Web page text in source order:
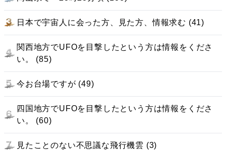
日本で宇宙人に会った方、見た方、情報求む (41)
関西地方でUFOを目撃したという方は情報をくださ
い。 (85)
今お台場ですが (49)
四国地方でUFOを目撃したという方は情報をくださ
い。 (60)
見たことのない不思議な飛行機雲 (3)